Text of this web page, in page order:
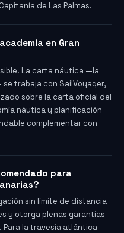
de Las Palmas.
en Gran
La carta náutica —la
trabaja con SailVoyager,
sobre la carta oficial del
náutica y planificación
complementar con
para
sin límite de distancia
y otorga plenas garantías
Para la travesía atlántica